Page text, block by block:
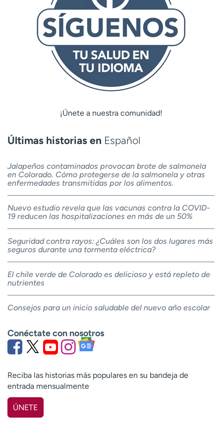
¡Únete a nuestra comunidad!
Últimas historias en Español
Jalapeños contaminados provocan brote de salmonela
en Colorado. Cómo protegerse de la salmonela y otras
enfermedades transmitidas por los alimentos.
Nuevo estudio revela que las vacunas contra la COVID-
19 reducen las hospitalizaciones en más de un 50%
Seguridad contra rayos: ¿Cuáles son los dos lugares más
seguros durante una tormenta eléctrica?
El chile verde de Colorado es delicioso y está repleto de
nutrientes
Consejos para un inicio saludable del nuevo año escolar
Conéctate con nosotros
Reciba las historias más populares en su bandeja de
entrada mensualmente
ÚNETE